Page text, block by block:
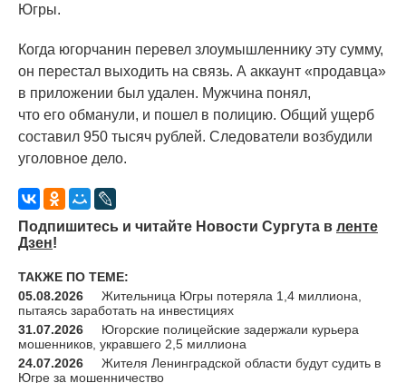
Югры.
Когда югорчанин перевел злоумышленнику эту сумму,
он перестал выходить на связь. А аккаунт «продавца»
в приложении был удален. Мужчина понял,
что его обманули, и пошел в полицию. Общий ущерб
составил 950 тысяч рублей. Следователи возбудили
уголовное дело.
Подпишитесь и читайте Новости Сургута в ленте
Дзен!
ТАКЖЕ ПО ТЕМЕ:
05.08.2026
Жительница Югры потеряла 1,4 миллиона,
пытаясь заработать на инвестициях
31.07.2026
Югорские полицейские задержали курьера
мошенников, укравшего 2,5 миллиона
24.07.2026
Жителя Ленинградской области будут судить в
Югре за мошенничество